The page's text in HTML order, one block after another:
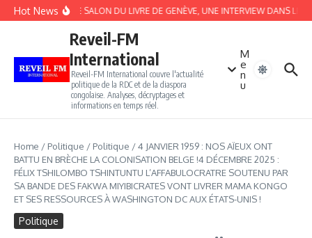
Aller au contenu
Hot NewsAPRÈS LE SALON DU LIVRE DE GENÈVE, UNE INTERVIEW DANS LE
Reveil-FM
International
Reveil-FM International couvre l'actualité
politique de la RDC et de la diaspora
congolaise. Analyses, décryptages et
informations en temps réel.
M
e
n
u
Home / Politique / Politique /4 JANVIER 1959 : NOS AÏEUX ONT
BATTU EN BRÈCHE LA COLONISATION BELGE !4 DÉCEMBRE 2025 :
FÉLIX TSHILOMBO TSHINTUNTU L’AFFABULOCRATRE SOUTENU PAR
SA BANDE DES FAKWA MIYIBICRATES VONT LIVRER MAMA KONGO
ET SES RESSOURCES À WASHINGTON DC AUX ÉTATS-UNIS !
Politique